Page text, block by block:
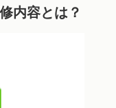
内容とは？